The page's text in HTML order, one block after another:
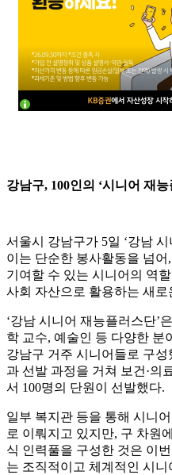
강남구, 100인의 ‘시니어 재능
서울시 강남구가 5일 ‘강남
이는 단순한 봉사활동을 넘
기여할 수 있는 시니어의 역
사회 자산으로 활용하는 새로
‘강남 시니어 재능플러스단’
학 교수, 예술인 등 다양한 분
강남구 거주 시니어들로 구
과 선발 과정을 거쳐 보건·의
서 100명의 단원이 선발했다.
일부 복지관 등을 통해 시니
로 이뤄지고 있지만, 구 차원
식 인력풀을 구성한 것은 이
는 조직적이고 체계적인 시